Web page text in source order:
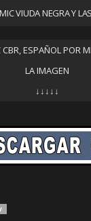
VIUDA NEGRA Y
ESPAÑOL POR
LA IMAGEN
↓↓↓↓↓